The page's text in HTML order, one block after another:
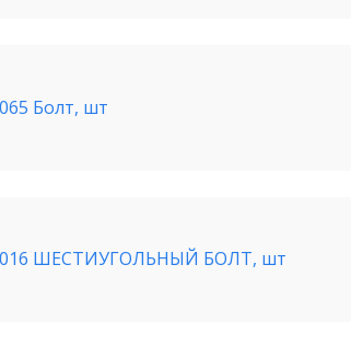
Болт, шт
ШЕСТИУГОЛЬНЫЙ БОЛТ, шт